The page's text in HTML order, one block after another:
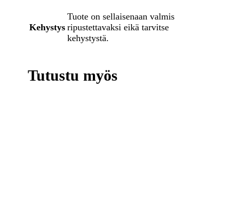
Kehystys
Tuote on sellaisenaan valmis
ripustettavaksi eikä tarvitse
kehystystä.
Tutustu myös